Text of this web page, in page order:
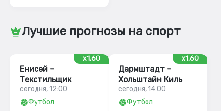
Лучшие прогнозы на спорт
x1.60
Енисей –
Текстильщик
сегодня, 12:00
Футбол
x1.60
Дармштадт –
Хольштайн Киль
сегодня, 14:00
Футбол